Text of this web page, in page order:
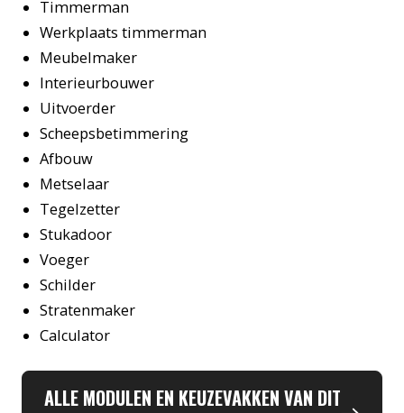
Timmerman
Werkplaats timmerman
Meubelmaker
Interieurbouwer
Uitvoerder
Scheepsbetimmering
Afbouw
Metselaar
Tegelzetter
Stukadoor
Voeger
Schilder
Stratenmaker
Calculator
ALLE MODULEN EN KEUZEVAKKEN VAN DIT